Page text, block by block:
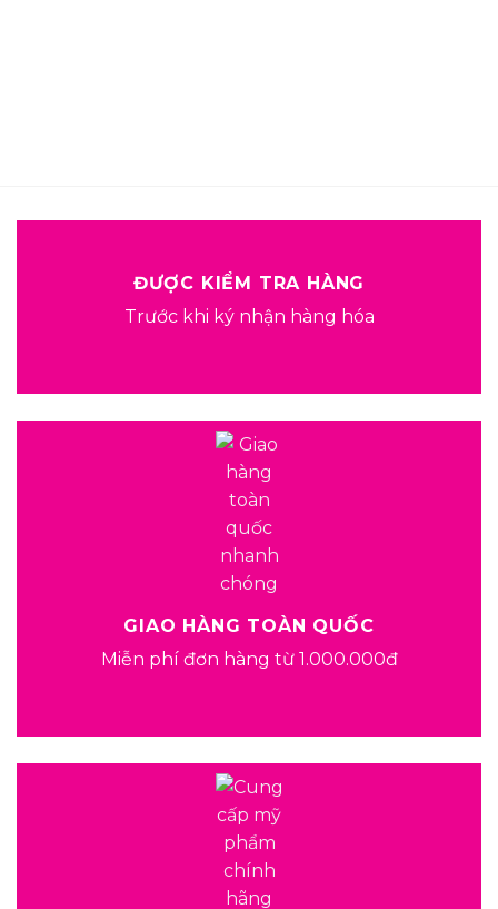
ĐƯỢC KIỂM TRA HÀNG
Trước khi ký nhận hàng hóa
GIAO HÀNG TOÀN QUỐC
Miễn phí đơn hàng từ 1.000.000đ